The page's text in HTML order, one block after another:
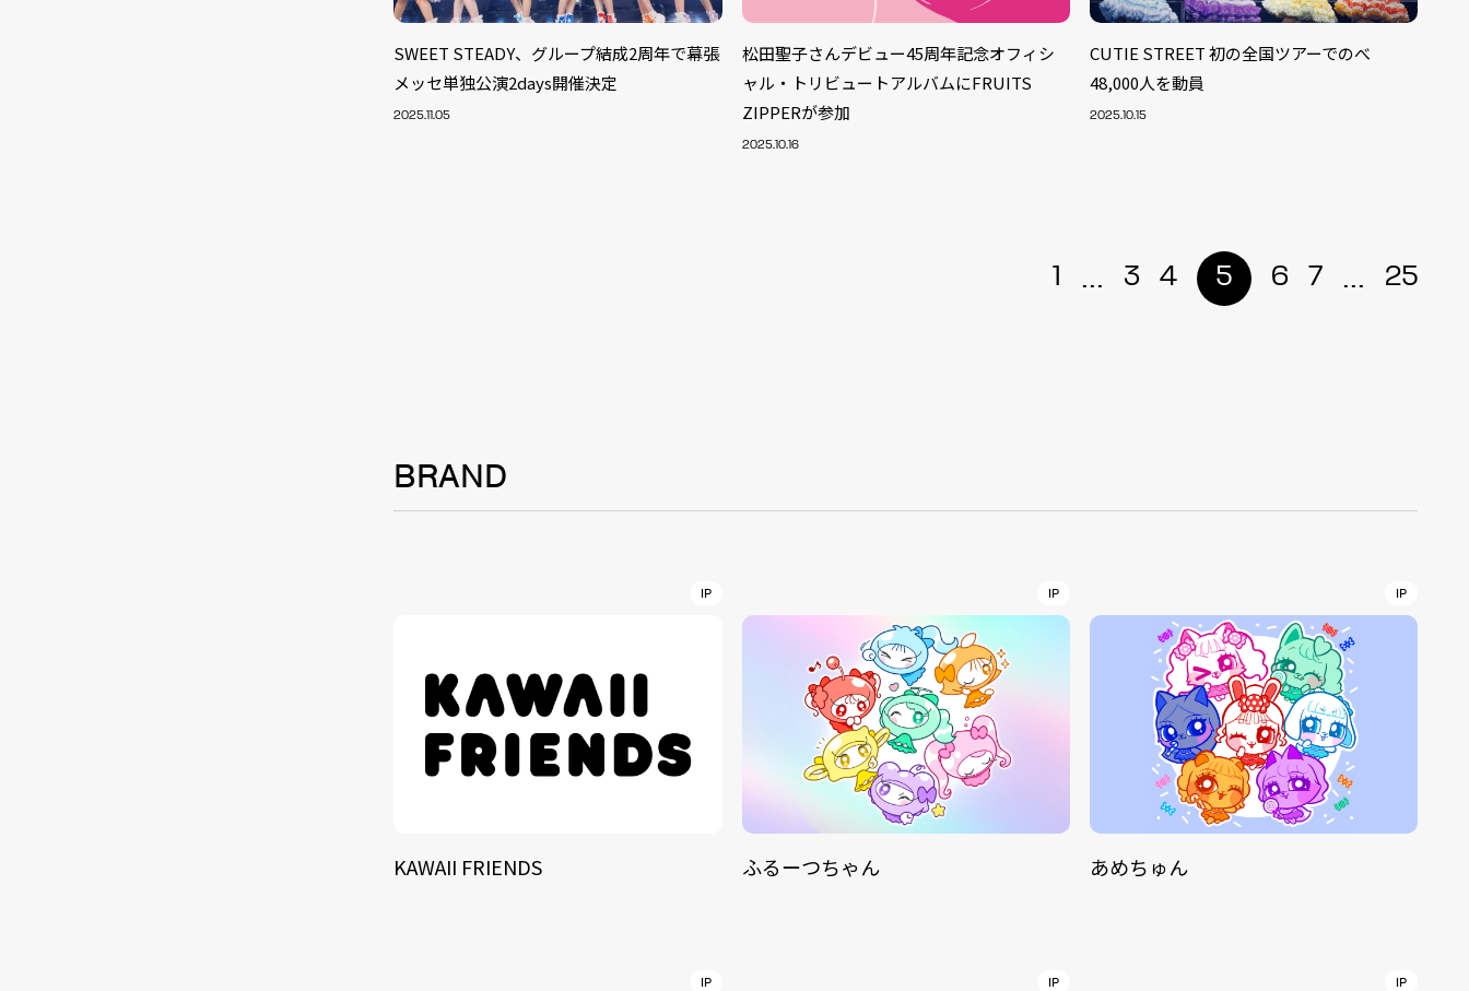
SWEET STEADY、グループ結成2周年で幕張
メッセ単独公演2days開催決定
2025.11.05
松田聖子さんデビュー45周年記念オフィシ
ャル・トリビュートアルバムにFRUITS
ZIPPERが参加
2025.10.16
CUTIE STREET 初の全国ツアーでのべ
48,000人を動員
2025.10.15
1 ... 3 4 5 6 7 ... 25
BRAND
IP
KAWAII FRIENDS
IP
ふるーつちゃん
IP
あめちゅん
IP IP IP
NEWS
SOLUTION
BRAND
CONTACT